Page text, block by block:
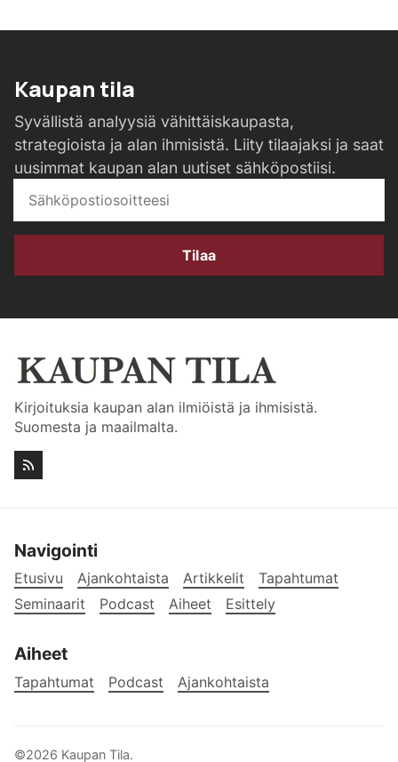
Kaupan tila
Syvällistä analyysiä vähittäiskaupasta,
strategioista ja alan ihmisistä. Liity tilaajaksi ja saat
uusimmat kaupan alan uutiset sähköpostiisi.
Tilaa
Kirjoituksia kaupan alan ilmiöistä ja ihmisistä.
Suomesta ja maailmalta.
Navigointi
Etusivu Ajankohtaista Artikkelit
Tapahtumat
Seminaarit
Podcast Aiheet Esittely
Aiheet
Tapahtumat Podcast Ajankohtaista
©2026 Kaupan Tila.